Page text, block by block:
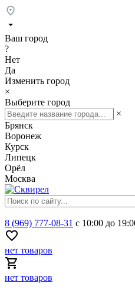
Ваш город
?
Нет
Да
Изменить город
×
Выберите город
×
Брянск
Воронеж
Курск
Липецк
Орёл
Москва
8 (969) 777-08-31 с 10:00 до
нет товаров
нет товаров